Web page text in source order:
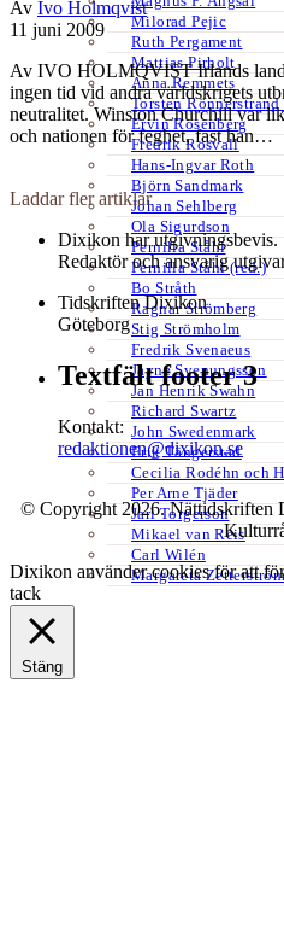
Milorad Pejic
Ruth Pergament
Mattias Pirholt
Anna Remmets
Torsten
Ervin Rosenberg
Fredrik Rosvall
Hans-Ingvar Roth
Björn Sandmark
Johan Sehlberg
Ola Sigurdson
Pernilla Ståhl
Pernilla Ståhl (red.)
Bo Stråth
Ragnar Strömberg
Stig Strömholm
Fredrik Svenaeus
Jayne Svenungsson
Jan Henrik Swahn
Richard Swartz
John Swedenmark
Erik Tängerstad
Cecilia Rodéhn och
Per Arne Tjäder
Jarl Torgerson
Mikael van Reis
Carl Wilén
Margareta
Av Ivo Holmqvist
11 juni 2009
Av IVO HOLMQVIST Irlands
ingen tid vid andra världskrigets
neutralitet. Winston Churchill var
och nationen för feghet, fast han…
Laddar fler artiklar
Dixikon har utgivningsbevis.
Redaktör och ansvarig
Tidskriften Dixikon
Göteborg
Textfält footer 3
Kontakt:
redaktionen@dixikon.se
© Copyright 2026. Nättidskriften
Dixikon använder cookies för att
tack
Stäng